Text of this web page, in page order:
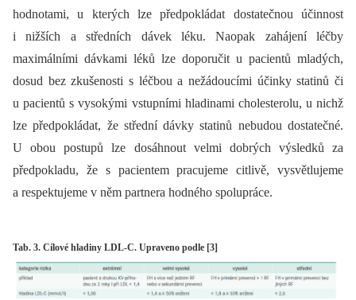
hodnotami, u kterých lze předpokládat dostatečnou účinnost
i nižších a středních dávek léku. Naopak zahájení léčby
maximálními dávkami léků lze doporučit u pacientů mladých,
dosud bez zkušenosti s léčbou a nežádoucími účinky statinů či
u pacientů s vysokými vstupními hladinami cholesterolu, u nichž
lze předpokládat, že střední dávky statinů nebudou dostatečné.
U obou postupů lze dosáhnout velmi dobrých výsledků za
předpokladu, že s pacientem pracujeme citlivě, vysvětlujeme
a respektujeme v něm partnera hodného spolupráce.
Tab. 3. Cílové hladiny LDL-C. Upraveno podle [3]